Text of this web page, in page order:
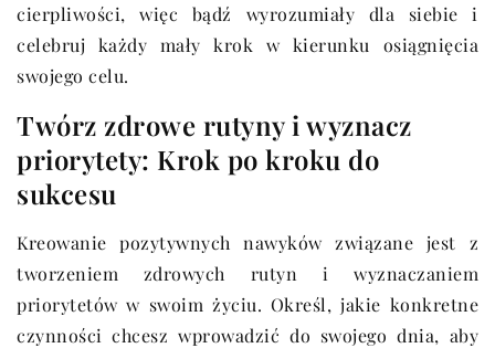
cierpliwości, więc bądź wyrozumiały dla siebie i
celebruj każdy mały krok w kierunku osiągnięcia
swojego celu.
Twórz zdrowe rutyny i wyznacz
priorytety: Krok po kroku do
sukcesu
Kreowanie pozytywnych nawyków związane jest z
tworzeniem zdrowych rutyn i wyznaczaniem
priorytetów w swoim życiu. Określ, jakie konkretne
czynności chcesz wprowadzić do swojego dnia, aby